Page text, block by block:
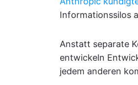
Informationssilos
Anstatt separate
entwickeln
jedem anderen